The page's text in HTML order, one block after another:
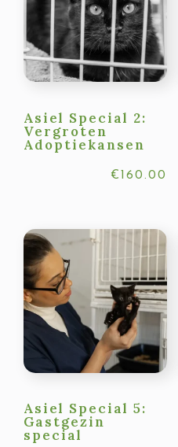
Asiel Special 2:
Vergroten
Adoptiekansen
€ 160.00
Asiel Special 5:
Gastgezin
special